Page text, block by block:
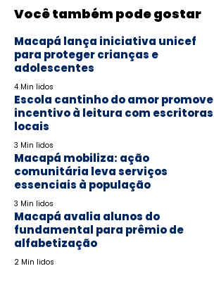
Você também pode gostar
Macapá lança iniciativa unicef
para proteger crianças e
adolescentes
4 Min lidos
Escola cantinho do amor promove
incentivo à leitura com escritoras
locais
3 Min lidos
Macapá mobiliza: ação
comunitária leva serviços
essenciais à população
3 Min lidos
Macapá avalia alunos do
fundamental para prêmio de
alfabetização
2 Min lidos